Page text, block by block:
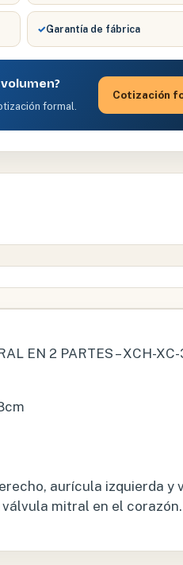
✓Garantía de fábrica
formal.
Cotización
EN 2 PARTES – XCH-
aurícula izquierda y
mitral en el corazón.